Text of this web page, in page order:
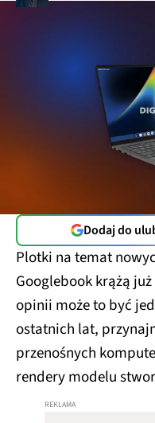
Dodaj do
Plotki na temat
Googlebook krążą
opinii może to być
ostatnich lat,
przenośnych
rendery modelu